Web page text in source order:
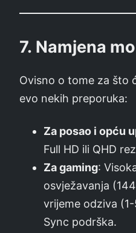
7. Namjena
Ovisno o tome za što
evo nekih preporuka:
Za posao i opću
Full HD ili QHD
Za gaming:
osvježavanja
vrijeme odziva
Sync podrška.